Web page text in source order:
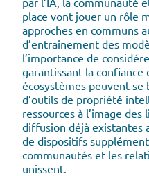
place vont jouer un rôle
approches en communs
d’entrainement des
l’importance de
garantissant la confiance
écosystèmes peuvent se
d’outils de propriété
ressources à l’image
diffusion déjà existantes
de dispositifs
communautés et les
unissent.